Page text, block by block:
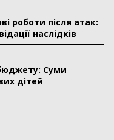
роботи після атак:
наслідків
Суми
дітей